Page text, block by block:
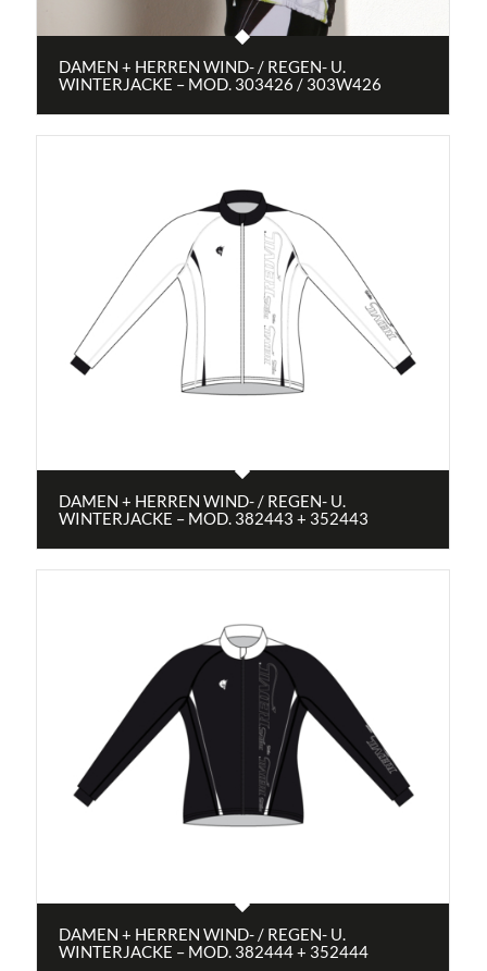
DAMEN + HERREN WIND- / REGEN- U.
WINTERJACKE – MOD. 303426 / 303W426
DAMEN + HERREN WIND- / REGEN- U.
WINTERJACKE – MOD. 382443 + 352443
DAMEN + HERREN WIND- / REGEN- U.
WINTERJACKE – MOD. 382444 + 352444